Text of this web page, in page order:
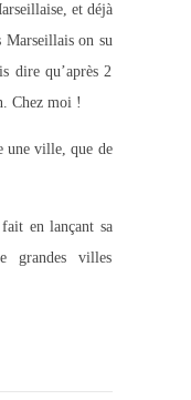
et déjà
Marseillais on su
dire qu’après 2
Chez moi !
une ville, que de
en lançant sa
grandes villes